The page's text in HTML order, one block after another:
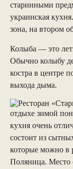
старинными
украинская
зона, на втором
Колыба — это
Обычно колыбу
костра в центре
выхода дыма.
отдыхе зимой
кухня очень
состоит из
которые можно в
Поляница. Место